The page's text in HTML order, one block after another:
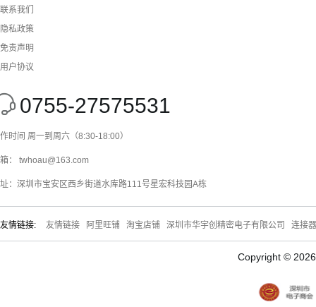
联系我们
隐私政策
免责声明
用户协议
0755-27575531
时间 周一到周六（8:30-18:00）
： twhoau@163.com
：深圳市宝安区西乡街道水库路111号星宏科技园A栋
友情链接: 友情链接 阿里旺铺 淘宝店铺 深圳市华宇创精密电子有限公司 连接
Copyright ©